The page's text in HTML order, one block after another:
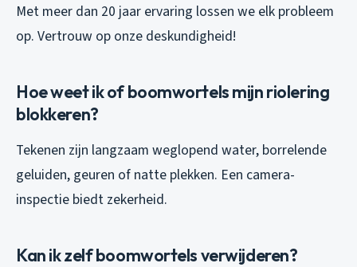
Met meer dan 20 jaar ervaring lossen we elk probleem
op. Vertrouw op onze deskundigheid!
Hoe weet ik of boomwortels mijn riolering
blokkeren?
Tekenen zijn langzaam weglopend water, borrelende
geluiden, geuren of natte plekken. Een camera-
inspectie biedt zekerheid.
Kan ik zelf boomwortels verwijderen?